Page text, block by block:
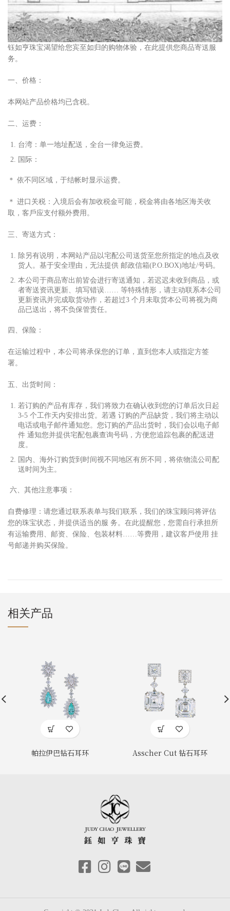
钰如亨珠宝渴望给您宾至如归的购物体验，在此提供您商品寄送服
务。
一、价格：
本网站产品价格均已含税。
二、运费：
台湾：单⼀地址配送，全台⼀律免运费。
国际：
＊ 依不同区域，于结帐时显⽰运费。
＊ 进⼝ 关税： ⼊境后会有加收税⾦可能，税⾦将由各地区海关收
取，客 ⼾应⽀付额外费⽤ 。
三、寄送⽅式：
除另有说明，本网站产品以宅配公司送货⾄您所指定的地点及收
货⼈ 。基于安全理由，无法提供 邮政信箱(P.O.BOX)地址/号码。
本公司于商品寄出前皆会进⾏寄送通知，若迟迟未收到商品，或
者寄送资讯更新、填写错误…… 等特殊情形，请主动联系本公司
更新资讯并完成取货动作，若超过3 个 ⽉ 未取货本公司将视为商
品已送出，将不负保管责任。
四、保险：
在运输过程中，本公司将承保您的订单，直到您本 ⼈或指定⽅签
署。
五、出货时间：
若订购的产品有库存，我们将致⼒在确认收到您的订单后次 ⽇ 起
3-5 个⼯作天内安排出货。若遇 订购的产品缺货，我们将主动以
电话或电⼦邮件通知您。您订购的产品出货时，我们会以电⼦邮
件 通知您并提供宅配包裹查询号码， ⽅便您追踪包裹的配送进
度。
国内、海外订购货到时间视不同地区有所不同，将依物流公司配
送时间为主。
六、其他注意事项：
⾃ 费修理：请您通过联系表单与我们联系，我们的珠宝顾问将评估
您的珠宝状态，并提供适当的服 务。在此提醒您，您需⾃⾏承担所
有运输费⽤ 、邮资、保险、包装材料……等费⽤ ，建议客 ⼾使⽤ 挂
号邮递并购买保险。
相关产品
帕拉伊巴钻石耳环 Asscher Cut 钻石耳环